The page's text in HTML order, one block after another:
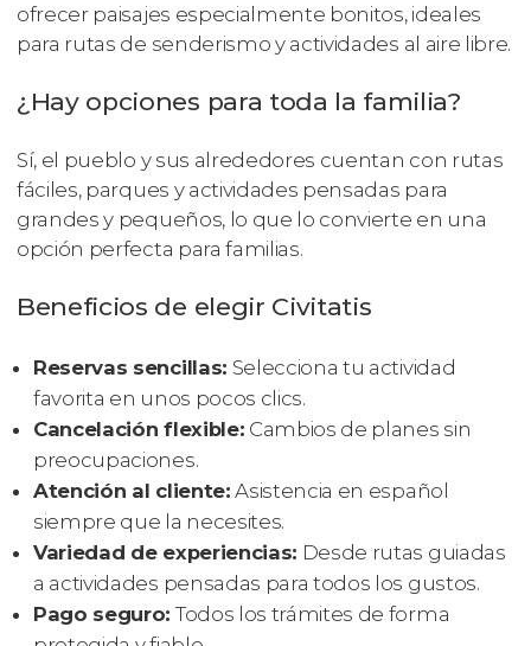
ofrecer paisajes especialmente bonitos, ideales
para rutas de senderismo y actividades al aire libre.
¿Hay opciones para toda la familia?
Sí, el pueblo y sus alrededores cuentan con rutas
fáciles, parques y actividades pensadas para
grandes y pequeños, lo que lo convierte en una
opción perfecta para familias.
Beneficios de elegir Civitatis
Reservas sencillas: Selecciona tu actividad
favorita en unos pocos clics.
Cancelación flexible: Cambios de planes sin
preocupaciones.
Atención al cliente: Asistencia en español
siempre que la necesites.
Variedad de experiencias: Desde rutas guiadas
a actividades pensadas para todos los gustos.
Pago seguro: Todos los trámites de forma